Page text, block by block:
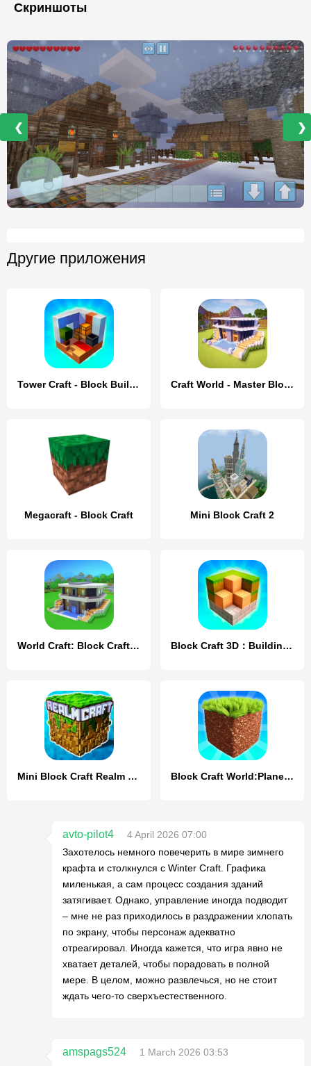
Скриншоты
❮ ❯
Другие приложения
Tower Craft - Block Building Craft World - Master Block 3D
Megacraft - Block Craft Mini Block Craft 2
World Craft: Block Craftsman Block Craft 3D：Building Game
Mini Block Craft Realm Craft Block Craft World:Planet Craft
avto-pilot4
4 April 2026 07:00
Захотелось немного повечерить в мире зимнего
крафта и столкнулся с Winter Craft. Графика
миленькая, а сам процесс создания зданий
затягивает. Однако, управление иногда подводит
– мне не раз приходилось в раздражении хлопать
по экрану, чтобы персонаж адекватно
отреагировал. Иногда кажется, что игра явно не
хватает деталей, чтобы порадовать в полной
мере. В целом, можно развлечься, но не стоит
ждать чего-то сверхъестественного.
amspags524
1 March 2026 03:53